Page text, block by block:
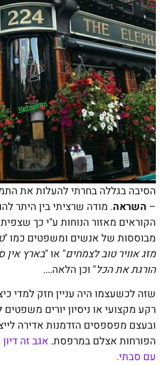
הסיבה בגללה בחרתי להעלות את
– השראה. מודה שרציתי בין היתר
הקוראים מאזור הנוחות ע"י כך
מבוססות של אנשים ומשפטים כמו "
מזג אוויר טוב לצמחים" או "בארץ אין
הורגת את הכל" וכן הלאה….
שזה לכשעצמו היה עניין חזק למדי
רקע מקצועי או ניסיון יורים
ובעצם מפספסים הזדמנות אדירה
הפורחות אצלם במרפסת. אגב זה
עם סבתי.